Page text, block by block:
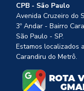
CPB - São Paulo
Avenida Cruzeiro do
3º Andar - Bairro
São Paulo - SP.
Estamos localizados
Carandiru do Metrô.